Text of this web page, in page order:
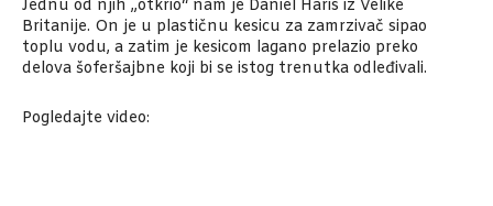
Jednu od njih „otkrio“ nam je Daniel Haris iz Velike
Britanije. On je u plastičnu kesicu za zamrzivač sipao
toplu vodu, a zatim je kesicom lagano prelazio preko
delova šoferšajbne koji bi se istog trenutka odleđivali.
Pogledajte video: